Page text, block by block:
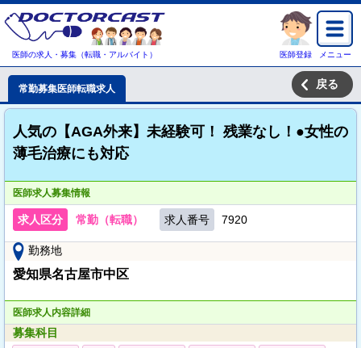
医師の求人・募集（転職・アルバイト） 医師登録 メニュー
常勤募集医師転職求人 戻る
人気の【AGA外来】未経験可！ 残業なし！●女性の
薄毛治療にも対応
医師求人募集情報
求人区分 常勤（転職） 求人番号 7920
勤務地
愛知県名古屋市中区
医師求人内容詳細
募集科目